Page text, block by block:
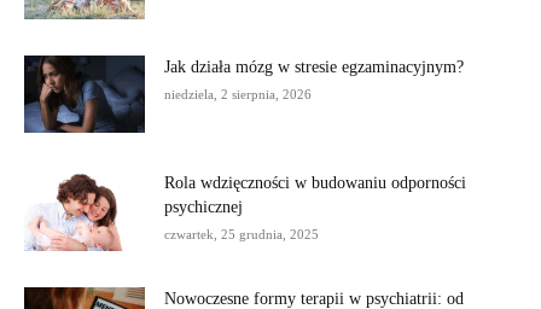
Jak działa mózg w stresie egzaminacyjnym?
niedziela, 2 sierpnia, 2026
Rola wdzięczności w budowaniu odporności
psychicznej
czwartek, 25 grudnia, 2025
Nowoczesne formy terapii w psychiatrii: od